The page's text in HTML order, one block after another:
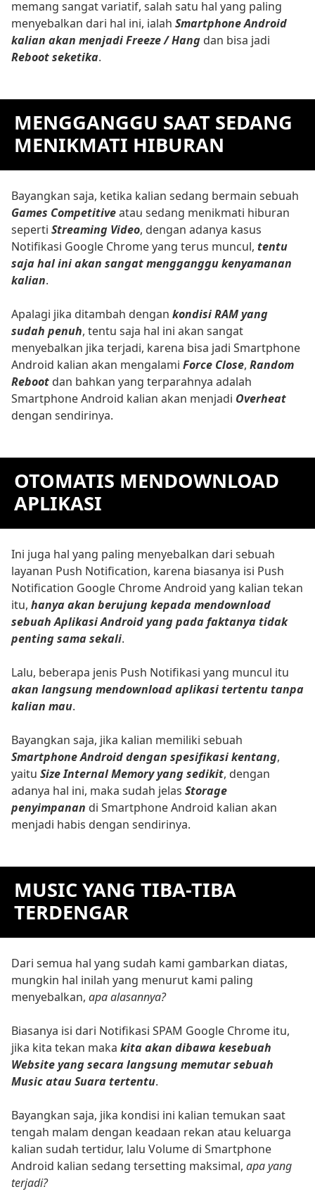
memang sangat variatif, salah satu hal yang paling
menyebalkan dari hal ini, ialah Smartphone Android
kalian akan menjadi Freeze / Hang dan bisa jadi
Reboot seketika.
MENGGANGGU SAAT SEDANG
MENIKMATI HIBURAN
Bayangkan saja, ketika kalian sedang bermain sebuah
Games Competitiveatau sedang menikmati hiburan
seperti Streaming Video, dengan adanya kasus
Notifikasi Google Chrome yang terus muncul, tentu
saja hal ini akan sangat mengganggu kenyamanan
kalian.
Apalagi jika ditambah dengan kondisi RAM yang
sudah penuh, tentu saja hal ini akan sangat
menyebalkan jika terjadi, karena bisa jadi Smartphone
Android kalian akan mengalami Force Close, Random
Reboot dan bahkan yang terparahnya adalah
Smartphone Android kalian akan menjadi Overheat
dengan sendirinya.
OTOMATIS MENDOWNLOAD
APLIKASI
Ini juga hal yang paling menyebalkan dari sebuah
layanan Push Notification, karena biasanya isi Push
Notification Google Chrome Android yang kalian tekan
itu, hanya akan berujung kepada mendownload
sebuah Aplikasi Android yang pada faktanya tidak
penting sama sekali.
Lalu, beberapa jenis Push Notifikasi yang muncul itu
akan langsung mendownload aplikasi tertentu tanpa
kalian mau.
Bayangkan saja, jika kalian memiliki sebuah
Smartphone Android dengan spesifikasi kentang,
yaitu Size Internal Memory yang sedikit, dengan
adanya hal ini, maka sudah jelas Storage
penyimpanan di Smartphone Android kalian akan
menjadi habis dengan sendirinya.
MUSIC YANG TIBA-TIBA
TERDENGAR
Dari semua hal yang sudah kami gambarkan diatas,
mungkin hal inilah yang menurut kami paling
menyebalkan, apa alasannya?
Biasanya isi dari Notifikasi SPAM Google Chrome itu,
jika kita tekan maka kita akan dibawa kesebuah
Website yang secara langsung memutar sebuah
Music atau Suara tertentu.
Bayangkan saja, jika kondisi ini kalian temukan saat
tengah malam dengan keadaan rekan atau keluarga
kalian sudah tertidur, lalu Volume di Smartphone
Android kalian sedang tersetting maksimal, apa yang
terjadi?